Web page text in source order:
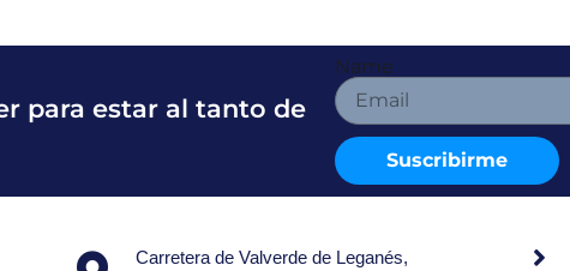
Name
Suscribirme
para estar al tanto de
Carretera de Valverde de Leganés,